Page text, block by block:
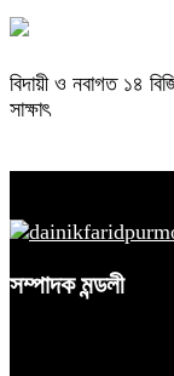
বিদায়ী ও নবাগত ১৪
সাক্ষাৎ
সম্পাদক মন্ডলী